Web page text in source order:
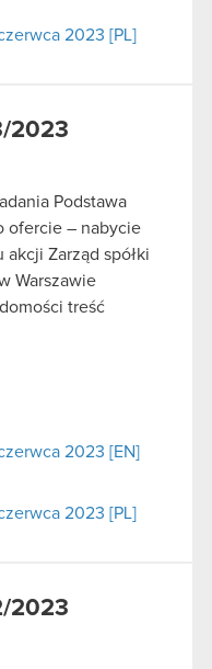
2023 [PL]
2023
Podstawa
ofercie – nabycie
Zarząd spółki
Warszawie
treść
2023 [EN]
2023 [PL]
2023